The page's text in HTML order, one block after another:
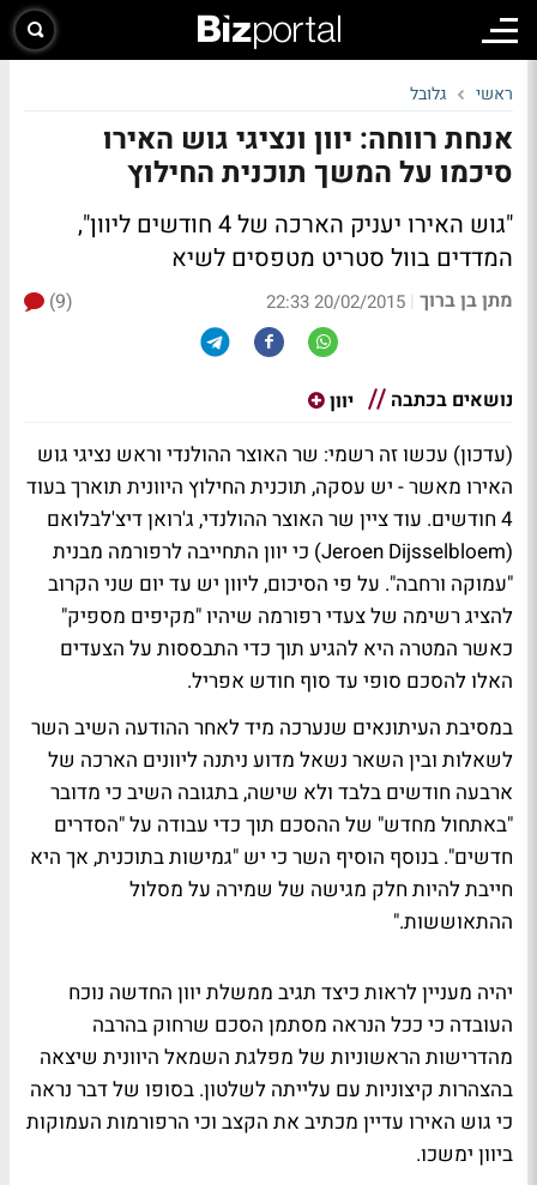
ראשי גלובל
אנחת רווחה: יוון ונציגי גוש האירו
סיכמו על המשך תוכנית החילוץ
"גוש האירו יעניק הארכה של 4 חודשים ליוון",
המדדים בוול סטריט מטפסים לשיא
מתן בן ברוך |
20/02/2015 22:33
(9)
נושאים בכתבה יוון
(עדכון) עכשו זה רשמי: שר האוצר ההולנדי וראש נציגי גוש
האירו מאשר - יש עסקה, תוכנית החילוץ היוונית תוארך בעוד
4 חודשים. עוד ציין שר האוצר ההולנדי, ג'רואן דיצ'לבלואם
(Jeroen Dijsselbloem) כי יוון התחייבה לרפורמה מבנית
"עמוקה ורחבה". על פי הסיכום, ליוון יש עד יום שני הקרוב
להציג רשימה של צעדי רפורמה שיהיו "מקיפים מספיק"
כאשר המטרה היא להגיע תוך כדי התבססות על הצעדים
האלו להסכם סופי עד סוף חודש אפריל.
במסיבת העיתונאים שנערכה מיד לאחר ההודעה השיב השר
לשאלות ובין השאר נשאל מדוע ניתנה ליוונים הארכה של
ארבעה חודשים בלבד ולא שישה, בתגובה השיב כי מדובר
"באתחול מחדש" של ההסכם תוך כדי עבודה על "הסדרים
חדשים". בנוסף הוסיף השר כי יש "גמישות בתוכנית, אך היא
חייבת להיות חלק מגישה של שמירה על מסלול
ההתאוששות."
יהיה מעניין לראות כיצד תגיב ממשלת יוון החדשה נוכח
העובדה כי ככל הנראה מסתמן הסכם שרחוק בהרבה
מהדרישות הראשוניות של מפלגת השמאל היוונית שיצאה
בהצהרות קיצוניות עם עלייתה לשלטון. בסופו של דבר נראה
כי גוש האירו עדיין מכתיב את הקצב וכי הרפורמות העמוקות
ביוון ימשכו.